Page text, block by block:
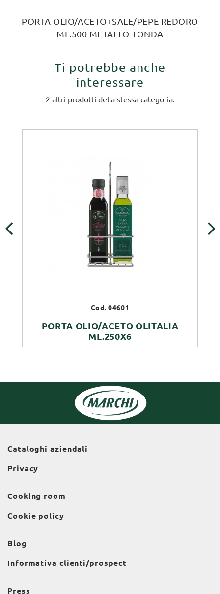
PORTA OLIO/ACETO+SALE/PEPE REDORO
ML.500 METALLO TONDA
Ti potrebbe anche
interessare
2 altri prodotti della stessa categoria:
Cod. 04601
PORTA OLIO/ACETO OLITALIA
ML.250X6
Cataloghi aziendali
Privacy
Cooking room
Cookie policy
Blog
Informativa clienti/prospect
Press